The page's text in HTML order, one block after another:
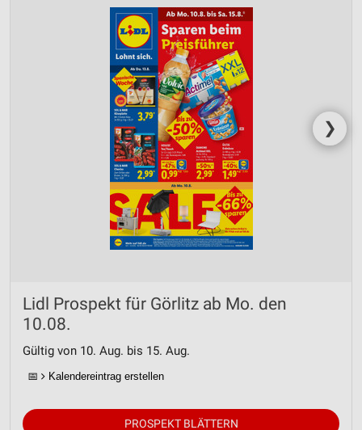
❯
Lidl Prospekt für Görlitz ab Mo. den
10.08.
Gültig von 10. Aug. bis 15. Aug.
📅 Kalendereintrag erstellen
PROSPEKT BLÄTTERN